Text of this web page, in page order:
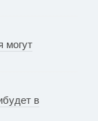
могут
в